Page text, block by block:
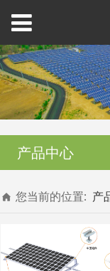
产品中心
您当前的位置: 产